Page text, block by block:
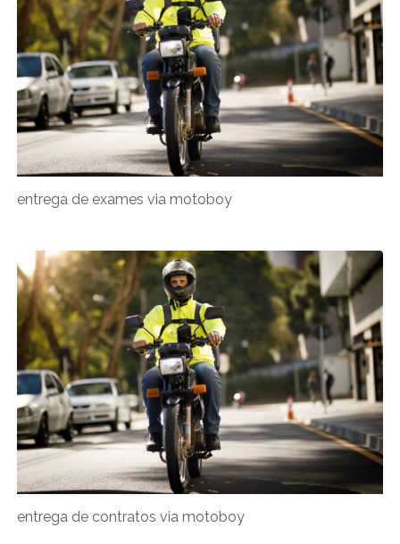
entrega de exames via motoboy
entrega de contratos via motoboy